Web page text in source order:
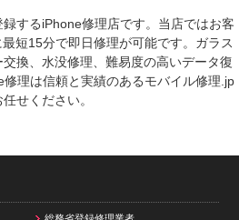
するiPhone修理店です。当店ではお客
短15分で即日修理が可能です。ガラス
換、水没修理、難易度の高いデータ復
修理は信頼と実績のあるモバイル修理.jp
任せください。